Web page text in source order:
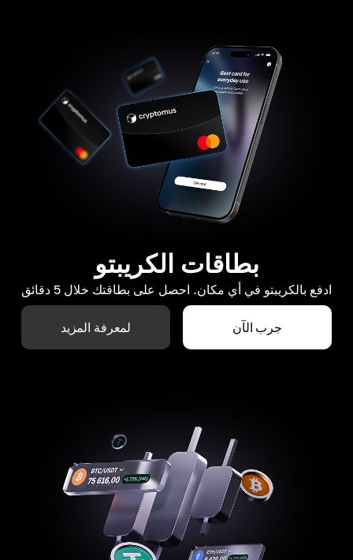
بطاقات الكريبتو
ادفع بالكريبتو في أي مكان. احصل على بطاقتك خلال 5 دقائق
جرب الآن لمعرفة المزيد